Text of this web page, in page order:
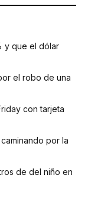
y que el dólar
el robo de una
con tarjeta
por la
de del niño en